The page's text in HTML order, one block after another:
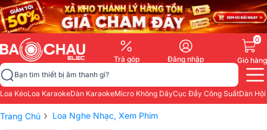
Trả góp Đăng nhập
0
Giỏ hàng
Bạn tìm thiết bị âm thanh gì?
Loa KéoLoa KaraokeDàn KaraokeMicro Không DâyCục Đẩy Công SuấtDàn
Trang Chủ › Loa Nghe Nhạc, Xem Phim